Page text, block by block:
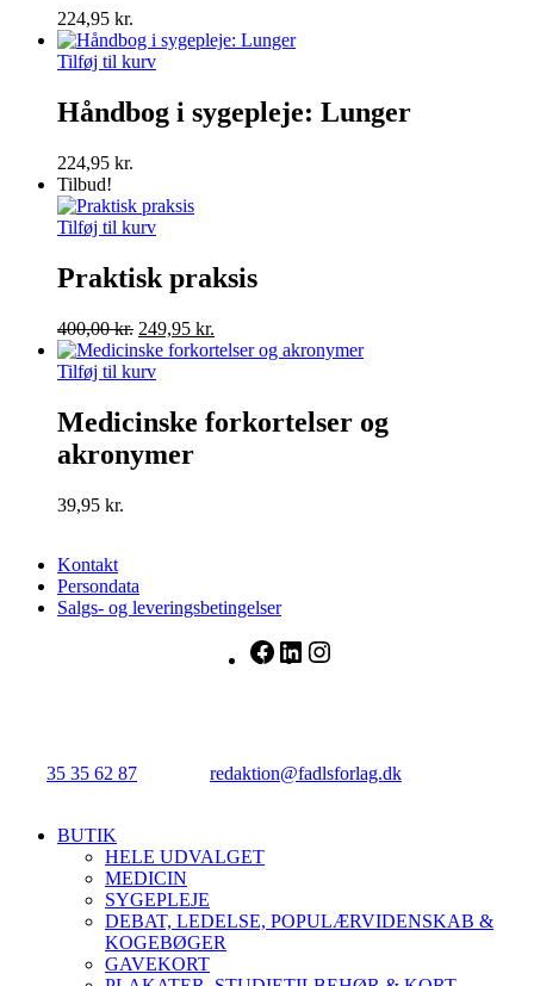
224,95 kr.
Tilføj til kurv
Håndbog i sygepleje: Lunger
224,95 kr.
Tilbud!
Tilføj til kurv
Praktisk praksis
400,00kr. Den
oprindelige
pris
400,00 kr..
249,95 kr.
aktuelle
249,95 kr..
Tilføj til kurv
Medicinske forkortelser og
akronymer
39,95 kr.
Kontakt
Persondata
Salgs- og leveringsbetingelser
Facebook
LinkedIn
35 35 62 87 redaktion@fadlsforlag.dk
Close
BUTIK
HELE UDVALGET
MEDICIN
SYGEPLEJE
DEBAT, LEDELSE, POPULÆRVIDENSKAB &
KOGEBØGER
GAVEKORT